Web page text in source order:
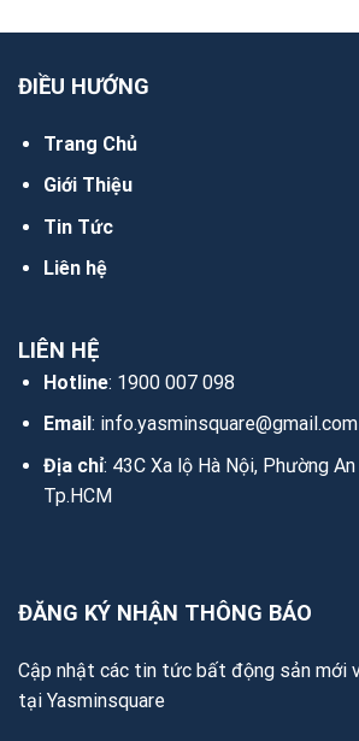
ĐIỀU HƯỚNG
Trang Chủ
Giới Thiệu
Tin Tức
Liên hệ
LIÊN HỆ
Hotline: 1900 007 098
Email : info.yasminsquare@gmail.com
Địa chỉ: 43C Xa lộ Hà Nội, Phường An
Tp.HCM
ĐĂNG KÝ NHẬN THÔNG BÁO
Cập nhật các tin tức bất động sản mới
tại Yasminsquare